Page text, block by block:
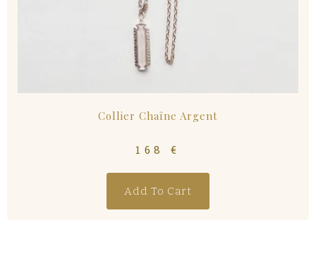
Collier Chaîne Argent
168€
Add To Cart